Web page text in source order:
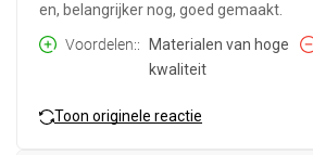
en, belangrijker nog, goed gemaakt.
Voordelen:
Materialen van hoge
kwaliteit
Toon originele reactie